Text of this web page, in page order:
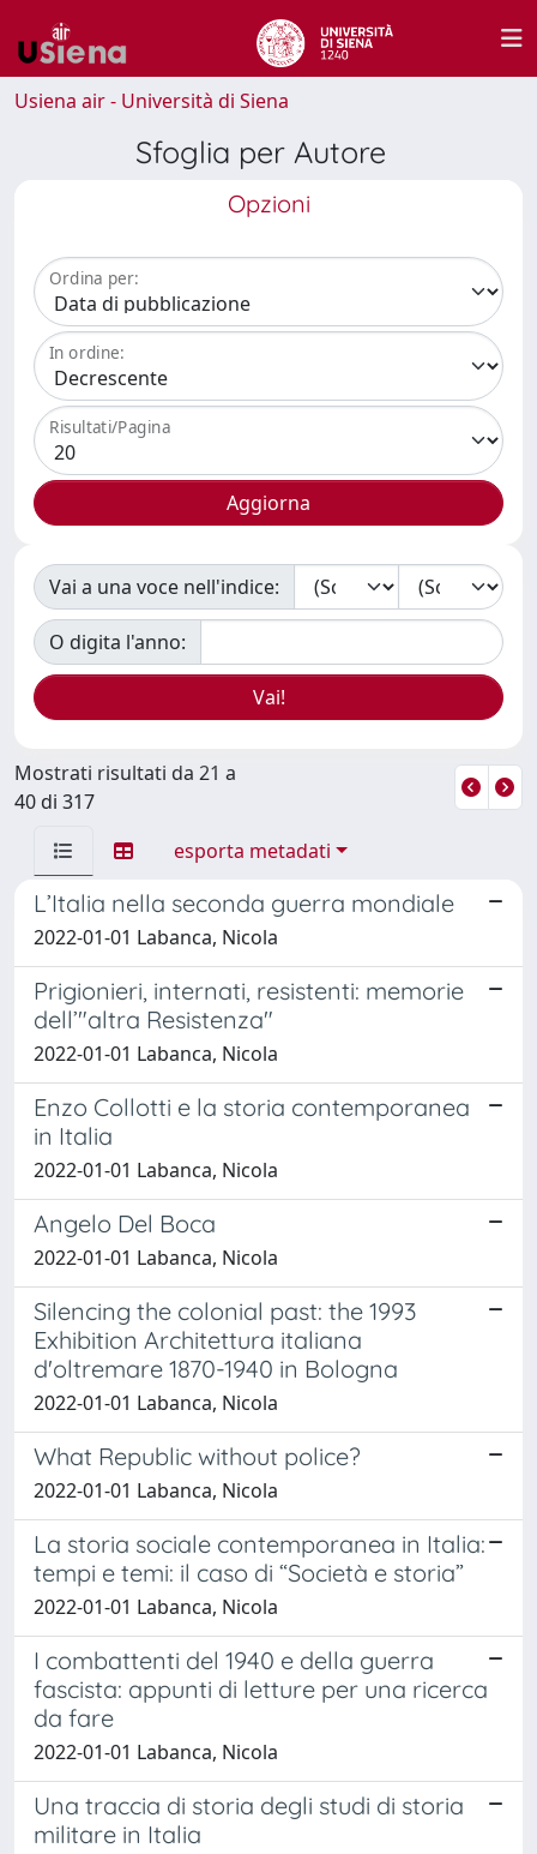
Usiena air - Università di Siena
Sfoglia per Autore
Opzioni
Ordina per:
In ordine:
Risultati/Pagina
Vai a una voce nell'indice:
O digita l'anno:
Mostrati risultati da 21 a
40 di 317
esporta metadati
L’Italia nella seconda guerra mondiale
2022-01-01 Labanca, Nicola
Prigionieri, internati, resistenti: memorie
dell’"altra Resistenza"
2022-01-01 Labanca, Nicola
Enzo Collotti e la storia contemporanea
in Italia
2022-01-01 Labanca, Nicola
Angelo Del Boca
2022-01-01 Labanca, Nicola
Silencing the colonial past: the 1993
Exhibition Architettura italiana
d'oltremare 1870-1940 in Bologna
2022-01-01 Labanca, Nicola
What Republic without police?
2022-01-01 Labanca, Nicola
La storia sociale contemporanea in Italia:
tempi e temi: il caso di “Società e storia”
2022-01-01 Labanca, Nicola
I combattenti del 1940 e della guerra
fascista: appunti di letture per una ricerca
da fare
2022-01-01 Labanca, Nicola
Una traccia di storia degli studi di storia
militare in Italia